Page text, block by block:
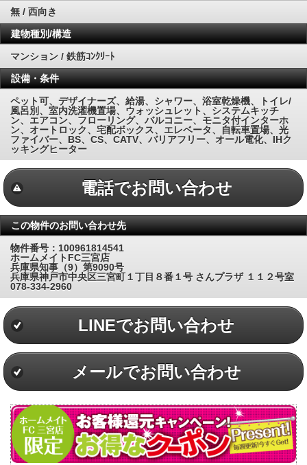
無 / 西向き
建物種別/構造
マンション / 鉄筋ｺﾝｸﾘｰﾄ
設備・条件
ペット可、デザイナーズ、給湯、シャワー、浴室乾燥機、トイレ/
風呂別、室内洗濯機置場、ウォッシュレット、システムキッチ
ン、エアコン、フローリング、バルコニー、モニタ付インターホ
ン、オートロック、宅配ボックス、エレベータ、自転車置場、光
ファイバー、BS、CS、CATV、バリアフリー、オール電化、IHク
ッキングヒーター
電話でお問い合わせ
この物件のお問い合わせ先
物件番号：100961814541
ホームメイトFC三宮店
兵庫県知事（9）第9090号
兵庫県神戸市中央区三宮町１丁目８番１号 さんプラザ １１２号室
078-334-2960
LINEでお問い合わせ
メールでお問い合わせ